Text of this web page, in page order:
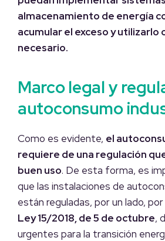
almacenamiento de energía
acumular el exceso y utilizarlo
necesario.
Marco legal y
autoconsumo
Como es evidente, el
requiere de una regulación
buen uso. De esta forma, es
que las instalaciones de
están reguladas, por un lado, por
Ley 15/2018, de 5 de octubre,
urgentes para la transición